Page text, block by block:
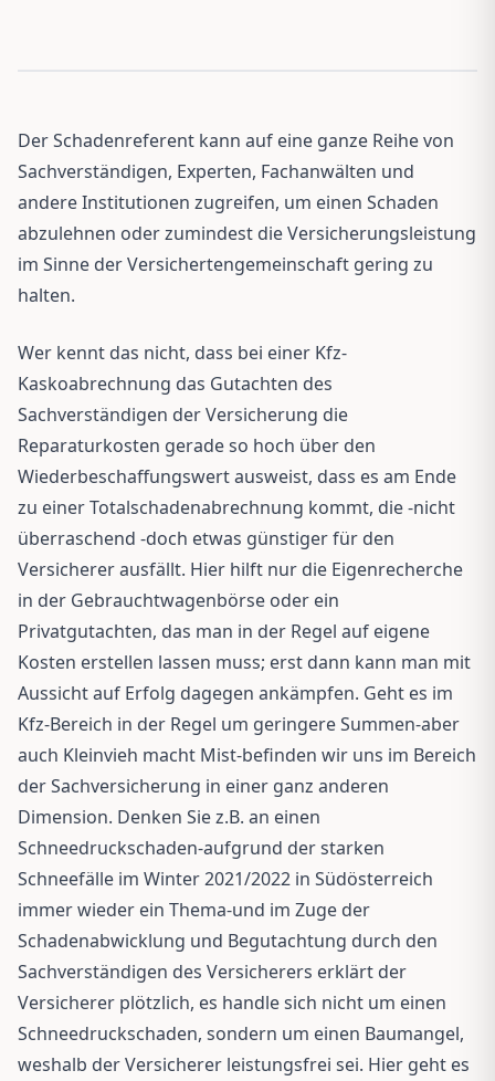
Der Schadenreferent kann auf eine ganze Reihe von
Sachverständigen, Experten, Fachanwälten und
andere Institutionen zugreifen, um einen Schaden
abzulehnen oder zumindest die Versicherungsleistung
im Sinne der Versichertengemeinschaft gering zu
halten.
Wer kennt das nicht, dass bei einer Kfz-
Kaskoabrechnung das Gutachten des
Sachverständigen der Versicherung die
Reparaturkosten gerade so hoch über den
Wiederbeschaffungswert ausweist, dass es am Ende
zu einer Totalschadenabrechnung kommt, die -nicht
überraschend -doch etwas günstiger für den
Versicherer ausfällt. Hier hilft nur die Eigenrecherche
in der Gebrauchtwagenbörse oder ein
Privatgutachten, das man in der Regel auf eigene
Kosten erstellen lassen muss; erst dann kann man mit
Aussicht auf Erfolg dagegen ankämpfen. Geht es im
Kfz-Bereich in der Regel um geringere Summen-aber
auch Kleinvieh macht Mist-befinden wir uns im Bereich
der Sachversicherung in einer ganz anderen
Dimension. Denken Sie z.B. an einen
Schneedruckschaden-aufgrund der starken
Schneefälle im Winter 2021/2022 in Südösterreich
immer wieder ein Thema-und im Zuge der
Schadenabwicklung und Begutachtung durch den
Sachverständigen des Versicherers erklärt der
Versicherer plötzlich, es handle sich nicht um einen
Schneedruckschaden, sondern um einen Baumangel,
weshalb der Versicherer leistungsfrei sei. Hier geht es